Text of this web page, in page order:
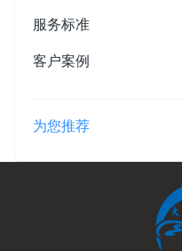
服务标准
客户案例
为您推荐